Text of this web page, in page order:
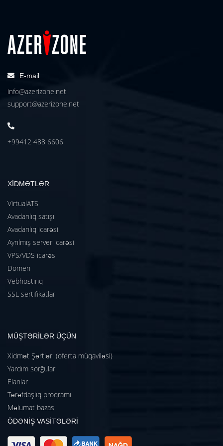
E-mail
info@azerizone.net
support@azerizone.net
+99412 488 6606
XİDMƏTLƏR
VirtualATS
Avadanlıq satışı
Avadanlıq icarəsi
Ayrılmış server icarəsi
VPS/VDS icarəsi
Domen
Vebhostinq
SSL sertifikatlar
MÜŞTƏRİLƏR ÜÇÜN
Xidmət Şərtləri (oferta müqaviləsi)
Yardım sorğuları
Elanlar
Tərəfdaşlıq proqramı
Məlumat bazası
ÖDƏNİŞ VASİTƏLƏRİ